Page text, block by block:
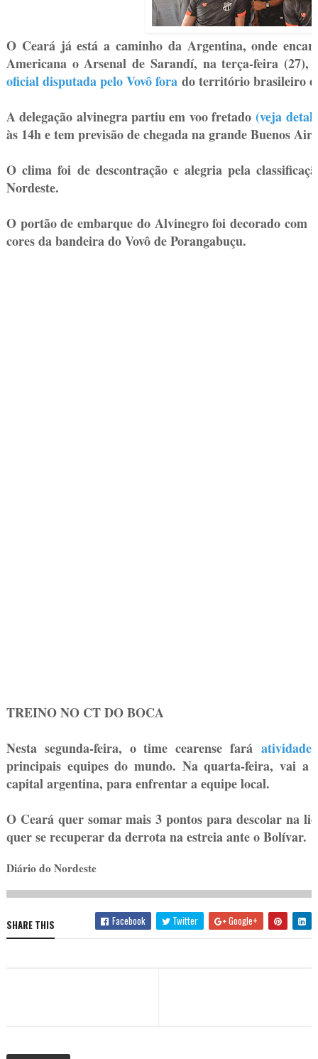
O Ceará já está a caminho da Argentina, onde
Americana o Arsenal de Sarandí, na terça-feira
oficial disputada pelo Vovô forado território brasileiro
A delegação alvinegra partiu em voo fretado(veja
às 14h e tem previsão de chegada na grande Buenos
O clima foi de descontração e alegria pela
Nordeste.
O portão de embarque do Alvinegro foi decorado com
cores da bandeira do Vovô de Porangabuçu.
TREINO NO CT DO BOCA
Nesta segunda-feira, o time cearense fará
principais equipes do mundo. Na quarta-feira, vai a
capital argentina, para enfrentar a equipe local.
O Ceará quer somar mais 3 pontos para descolar na
quer se recuperar da derrota na estreia ante o Bolívar.
Diário do Nordeste
SHARE THIS Facebook Twitter Google+